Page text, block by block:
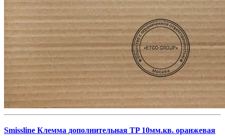
Smissline Клемма дополнительная TP 10мм.кв. оранжевая